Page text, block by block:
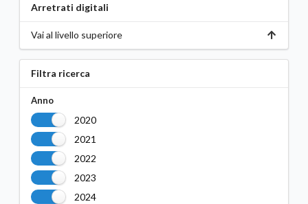
Arretrati digitali
Vai al livello superiore
Filtra ricerca
Anno
2020
2021
2022
2023
2024